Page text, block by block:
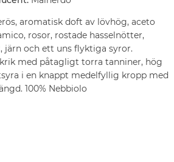
aromatisk doft av lövhög, aceto
rosor, rostade hasselnötter,
järn och ett uns flyktiga syror.
med påtagligt torra tanniner, hög
i en knappt medelfyllig kropp med
100% Nebbiolo